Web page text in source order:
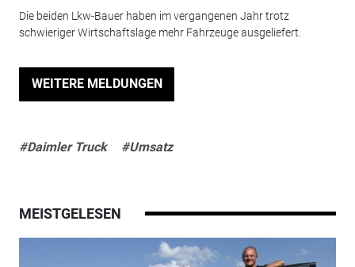
Die beiden Lkw-Bauer haben im vergangenen Jahr trotz
schwieriger Wirtschaftslage mehr Fahrzeuge ausgeliefert.
WEITERE MELDUNGEN
#Daimler Truck #Umsatz
MEISTGELESEN